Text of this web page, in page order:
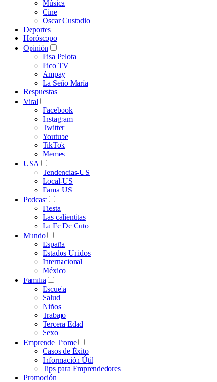
Música
Cine
Óscar Custodio
Deportes
Horóscopo
Opinión
Pisa Pelota
Pico TV
Ampay
La Seño María
Respuestas
Viral
Facebook
Instagram
Twitter
Youtube
TikTok
Memes
USA
Tendencias-US
Local-US
Fama-US
Podcast
Fiesta
Las calientitas
La Fe De Cuto
Mundo
España
Estados Unidos
Internacional
México
Familia
Escuela
Salud
Niños
Trabajo
Tercera Edad
Sexo
Emprende Trome
Casos de Éxito
Información Útil
Tips para Emprendedores
Promoción